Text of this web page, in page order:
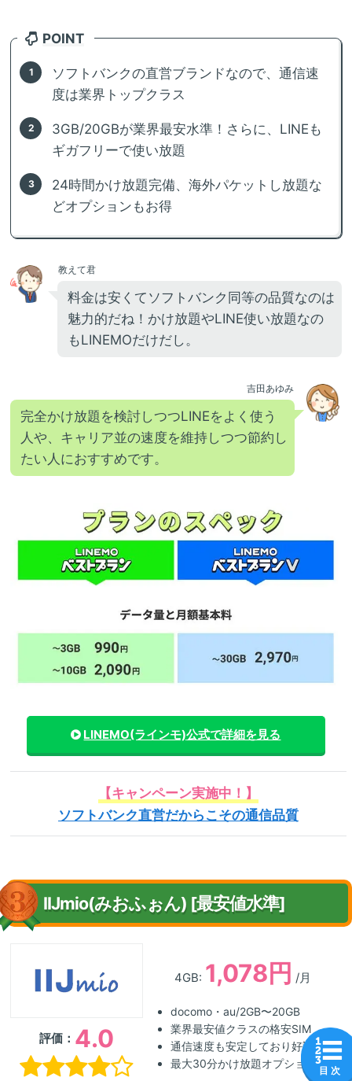
POINT
ソフトバンクの直営ブランドなので、通信速
度は業界トップクラス
3GB/20GBが業界最安水準！さらに、LINEも
ギガフリーで使い放題
24時間かけ放題完備、海外パケットし放題な
どオプションもお得
教えて君
料金は安くてソフトバンク同等の品質なのは
魅力的だね！かけ放題やLINE使い放題なの
もLINEMOだけだし。
吉田あゆみ
完全かけ放題を検討しつつLINEをよく使う
人や、キャリア並の速度を維持しつつ節約し
たい人におすすめです。
LINEMO(ラインモ)公式で詳細を見る
【キャンペーン実施中！】
ソフトバンク直営だからこその通信品質
IIJmio(みおふぉん) [最安値水準]
評価： 4.0
4GB: 1,078円 /月
docomo・au/2GB〜20GB
業界最安値クラスの格安SIM
通信速度も安定しており好評
最大30分かけ放題オプション
目 次